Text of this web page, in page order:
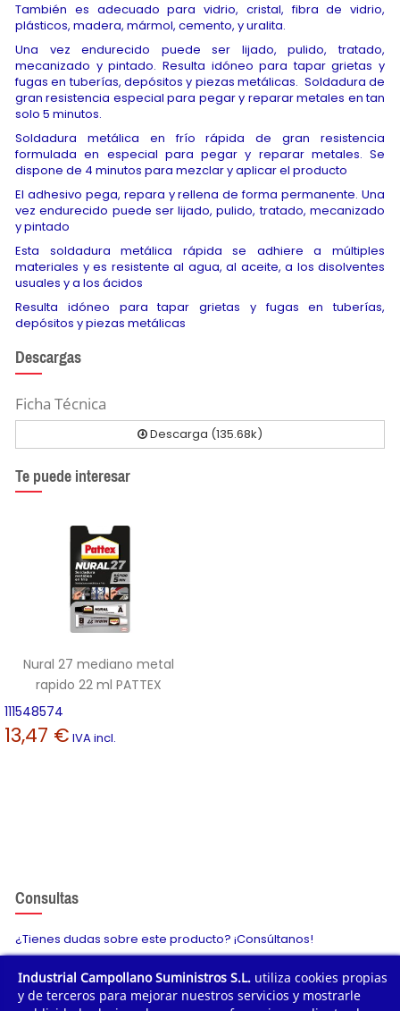
También es adecuado para vidrio, cristal, fibra de vidrio,
plásticos, madera, mármol, cemento, y uralita.
Una vez endurecido puede ser lijado, pulido, tratado,
mecanizado y pintado. Resulta idóneo para tapar grietas y
fugas en tuberías, depósitos y piezas metálicas. Soldadura de
gran resistencia especial para pegar y reparar metales en tan
solo 5 minutos.
Soldadura metálica en frío rápida de gran resistencia
formulada en especial para pegar y reparar metales. Se
dispone de 4 minutos para mezclar y aplicar el producto
El adhesivo pega, repara y rellena de forma permanente. Una
vez endurecido puede ser lijado, pulido, tratado, mecanizado
y pintado
Esta soldadura metálica rápida se adhiere a múltiples
materiales y es resistente al agua, al aceite, a los disolventes
usuales y a los ácidos
Resulta idóneo para tapar grietas y fugas en tuberías,
depósitos y piezas metálicas
Descargas
Ficha Técnica
Descarga (135.68k)
Te puede interesar
Nural 27 mediano metal
rapido 22 ml PATTEX
111548574
13,47 € IVA incl.
Consultas
¿Tienes dudas sobre este producto? ¡Consúltanos!
Envíanos tu consulta
Industrial Campollano Suministros S.L. utiliza cookies propias
y de terceros para mejorar nuestros servicios y mostrarle